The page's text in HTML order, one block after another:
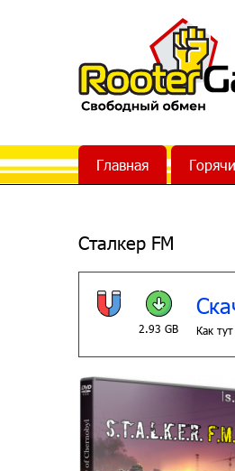
Главная
Сталкер FM
2.93 GB Как